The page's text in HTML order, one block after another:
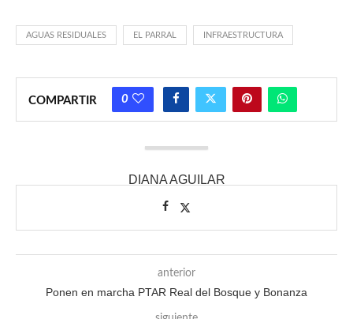
AGUAS RESIDUALES EL PARRAL INFRAESTRUCTURA
COMPARTIR 0
DIANA AGUILAR
anterior
Ponen en marcha PTAR Real del Bosque y Bonanza